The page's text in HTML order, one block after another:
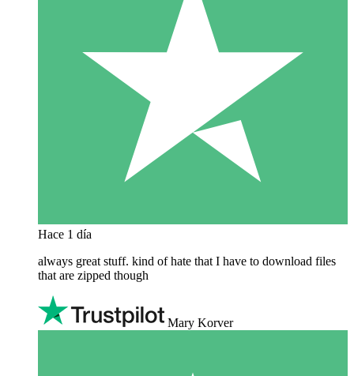
Hace 1 día
always great stuff. kind of hate that I have to download files
that are zipped though
Mary Korver